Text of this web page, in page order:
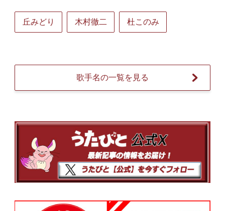
丘みどり 木村徹二 杜このみ
歌手名の一覧を見る